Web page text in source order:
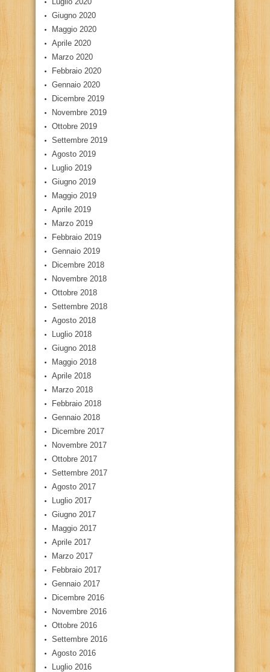
Giugno 2020
Maggio 2020
Aprile 2020
Marzo 2020
Febbraio 2020
Gennaio 2020
Dicembre 2019
Novembre 2019
Ottobre 2019
Settembre 2019
Agosto 2019
Luglio 2019
Giugno 2019
Maggio 2019
Aprile 2019
Marzo 2019
Febbraio 2019
Gennaio 2019
Dicembre 2018
Novembre 2018
Ottobre 2018
Settembre 2018
Agosto 2018
Luglio 2018
Giugno 2018
Maggio 2018
Aprile 2018
Marzo 2018
Febbraio 2018
Gennaio 2018
Dicembre 2017
Novembre 2017
Ottobre 2017
Settembre 2017
Agosto 2017
Luglio 2017
Giugno 2017
Maggio 2017
Aprile 2017
Marzo 2017
Febbraio 2017
Gennaio 2017
Dicembre 2016
Novembre 2016
Ottobre 2016
Settembre 2016
Agosto 2016
Luglio 2016